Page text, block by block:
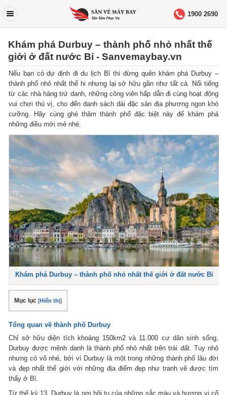
1900 2690
Khám phá Durbuy – thành phố nhỏ nhất thế
giới ở đất nước Bỉ - Sanvemaybay.vn
Nếu bạn có dự định đi du lịch Bỉ thì đừng quên khám phá Durbuy –
thành phố nhỏ nhất thế hi nhưng lại sở hữu gần như tất cả. Nổi tiếng
từ các nhà hàng trứ danh, những công viên hấp dẫn đi cùng hoạt động
vui chơi thú vị, cho đến danh sách dài đặc sản địa phương ngon khó
cưỡng. Hãy cùng ghé thăm thành phố đặc biệt này để khám phá
những điều mới mẻ nhé.
Khám phá Durbuy – thành phố nhỏ nhất thế giới ở đất nước Bỉ
Mục lục [Hiển thị]
Tổng quan về thành phố Durbuy
Chỉ sở hữu diện tích khoảng 150km2 và 11.000 cư dân sinh sống,
Durbuy được mệnh danh là thành phố nhỏ nhất trên trái đất. Tuy nhỏ
nhưng có võ nhé, bởi vì Durbuy là một trong những thành phố lâu đời
và đẹp nhất thế giới với những địa điểm đẹp như tranh vẽ được tìm
thấy ở Bỉ.
Từ thế kỷ 13, Durbuy là nơi hội tụ của những sắc màu và hương vị cổ